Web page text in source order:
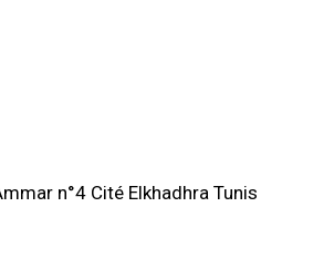
n°4 Cité Elkhadhra Tunis